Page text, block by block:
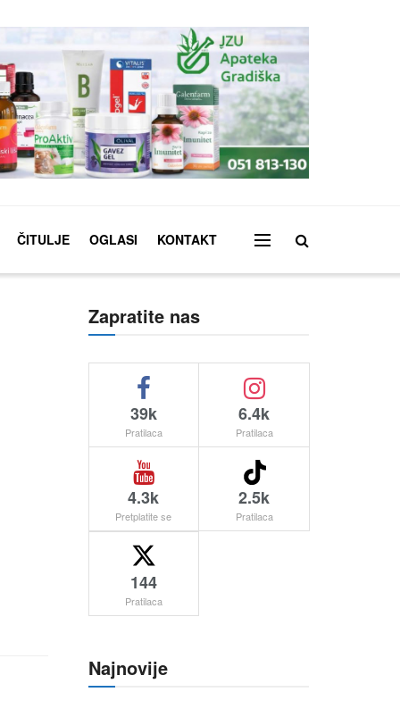
ČITULJE OGLASI KONTAKT
Zapratite nas
39k
Pratilaca
6.4k
Pratilaca
4.3k
Pretplatite se
2.5k
Pratilaca
144
Pratilaca
Najnovije